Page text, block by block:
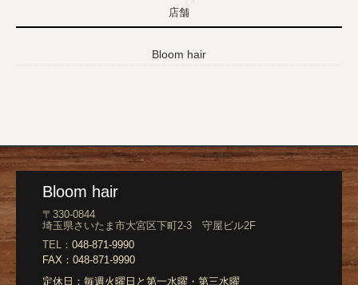
店舗
Bloom hair
Bloom hair
〒330-0844
埼玉県さいたま市大宮区下町2-3 守屋ビル2F
TEL： 048-871-9990
FAX： 048-871-9990
定休日： 毎週火曜日と第一水曜・第三水曜